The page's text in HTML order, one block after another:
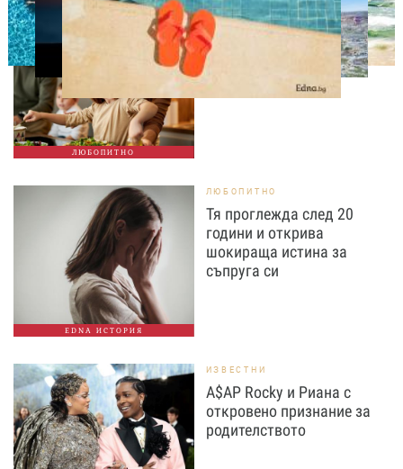
ЛЮБОПИТНО
ЛЮБОПИТНО
Тайната на добрата
вечеря не се крие в
сложната рецепта
EDNA ИСТОРИЯ
ЛЮБОПИТНО
Тя проглежда след 20
години и открива
шокираща истина за
съпруга си
ИЗВЕСТНИ
A$AP Rocky и Риана с
откровено признание за
родителството